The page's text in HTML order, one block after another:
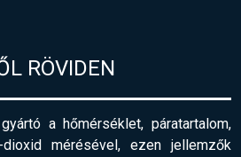
RÖVIDEN
a hőmérséklet, páratartalom,
dioxid mérésével, ezen jellemzők